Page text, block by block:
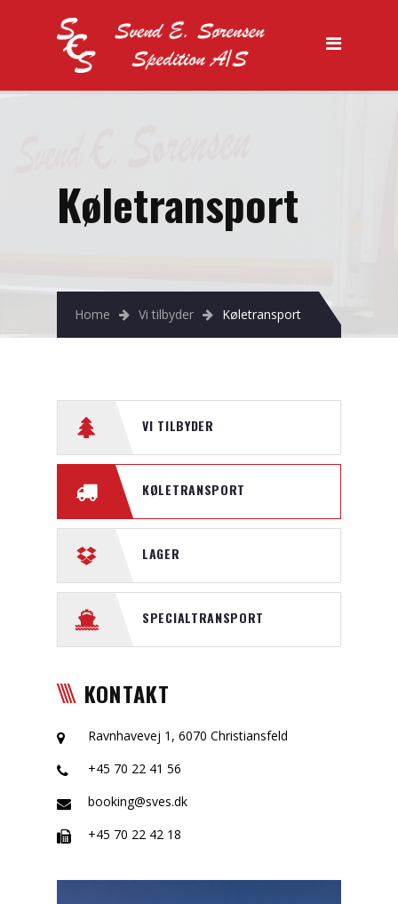
Køletransport
Home Vi tilbyder Køletransport
VI TILBYDER
KØLETRANSPORT
LAGER
SPECIALTRANSPORT
KONTAKT
Ravnhavevej 1, 6070 Christiansfeld
+45 70 22 41 56
booking@sves.dk
+45 70 22 42 18